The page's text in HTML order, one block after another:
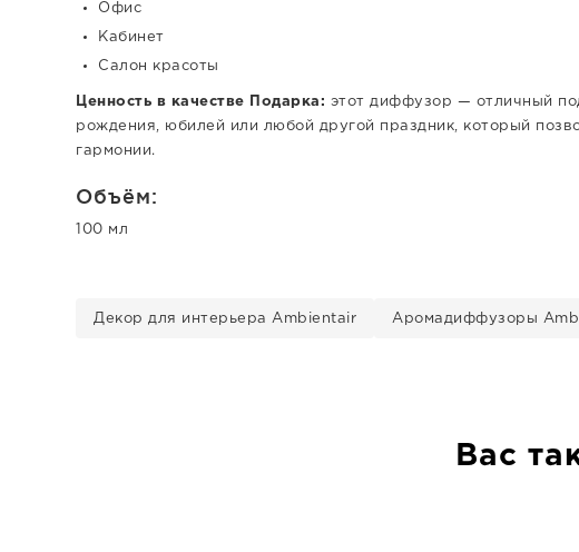
Офис
Кабинет
Салон красоты
Ценность в качестве Подарка: этот диффузор — отличный
рождения, юбилей или любой другой праздник, который
гармонии.
Объём:
100 мл
Декор для интерьера Ambientair Аромадиффузоры
Вас